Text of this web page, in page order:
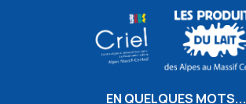
EN QUELQUES MOTS...